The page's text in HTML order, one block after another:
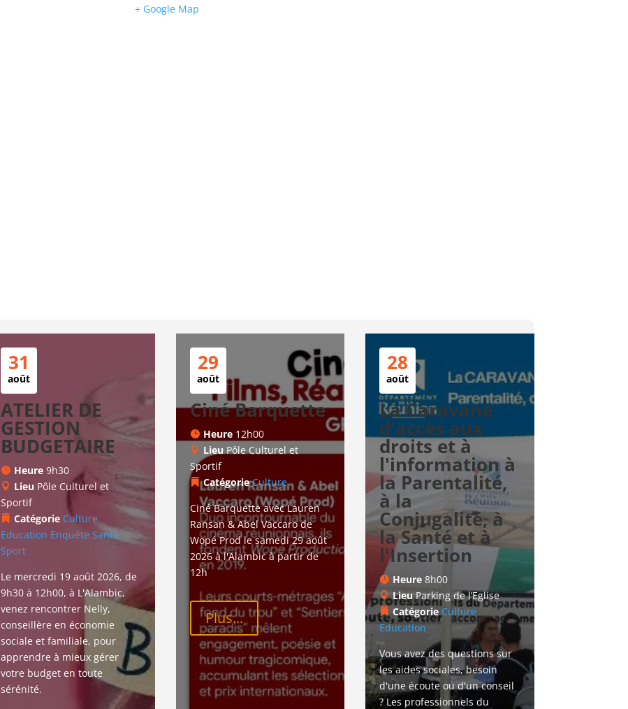
+ Google Map
31
août
ATELIER DE
GESTION
BUDGETAIRE
Heure 9h30
Lieu Pôle Culturel et
Sportif
Catégorie Culture
Education Enquête Santé
Sport
Le mercredi 19 août 2026, de
9h30 à 12h00, à L'Alambic,
venez rencontrer Nelly,
conseillère en économie
sociale et familiale, pour
apprendre à mieux gérer
votre budget en toute
sérénité.
29
août
Ciné Barquette
Heure 12h00
Lieu Pôle Culturel et
Sportif
CatégorieCulture
Ciné Barquette avec Lauren
Ransan & Abel Vaccaro de
Wopé Prod le samedi 29 août
2026 à l'Alambic à partir de
12h
Plus...
28
août
La Caravane
d'accès aux
droits et à
l'information à
la Parentalité,
à la
Conjugalité, à
la Santé et à
l'Insertion
Heure8h00
LieuParking de l’Eglise
CatégorieCulture
Education
Vous avez des questions sur
les aides sociales, besoin
d'une écoute ou d'un conseil
? Les professionnels du